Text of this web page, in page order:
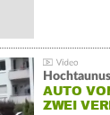
AUTO
ZWEI